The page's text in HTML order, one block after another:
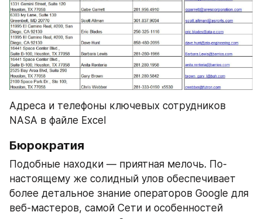
Адреса и телефоны ключевых сотрудников
NASA в файле Excel
Бюрократия
Подобные находки — приятная мелочь. По-
настоящему же солидный улов обеспечивает
более детальное знание операторов Google для
веб-мастеров, самой Сети и особенностей